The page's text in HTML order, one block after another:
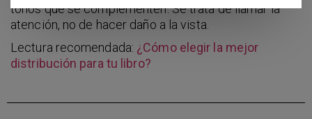
tonos que se complementen. Se trata de llamar la
atención, no de hacer daño a la vista.
Lectura recomendada: ¿Cómo elegir la mejor
distribución para tu libro?